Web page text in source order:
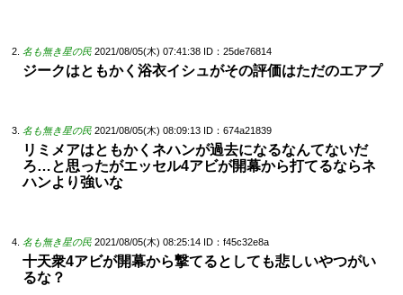
名も無き星の民 2021/08/05(木) 07:41:38 ID：25de76814
ジークはともかく浴衣イシュがその評価はただのエアプ
名も無き星の民 2021/08/05(木) 08:09:13 ID：674a21839
リミメアはともかくネハンが過去になるなんてないだ
ろ…と思ったがエッセル4アビが開幕から打てるならネ
ハンより強いな
名も無き星の民 2021/08/05(木) 08:25:14 ID：f45c32e8a
十天衆4アビが開幕から撃てるとしても悲しいやつがい
るな？